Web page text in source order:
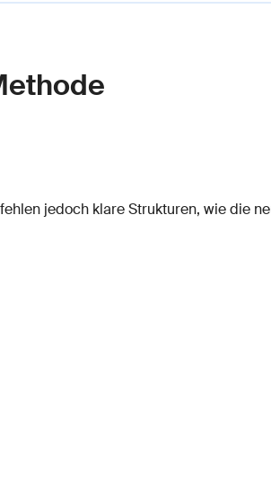
jedoch klare Strukturen, wie die